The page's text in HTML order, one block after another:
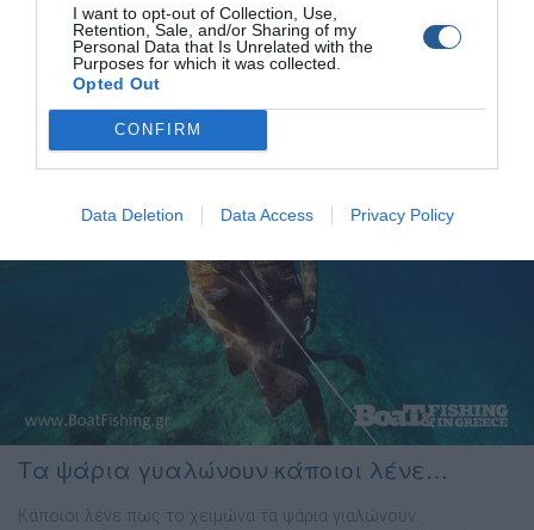
I want to opt-out of Collection, Use,
Retention, Sale, and/or Sharing of my
Personal Data that Is Unrelated with the
Purposes for which it was collected.
Opted Out
CONFIRM
Data Deletion Data Access Privacy Policy
κυµάτων. Ακόµα θα τον συναντήσουµε στο εσωτερικό των
λιµανιών, σε λιµενοβραχίονες και λιµνοθάλασσες. Κάποιες
φορές µάλιστα ψάρια […]
Τα ψάρια γυαλώνουν κάποιοι λένε…
Κάποιοι λένε πως το χειμώνα τα ψάρια γιαλώνουν.